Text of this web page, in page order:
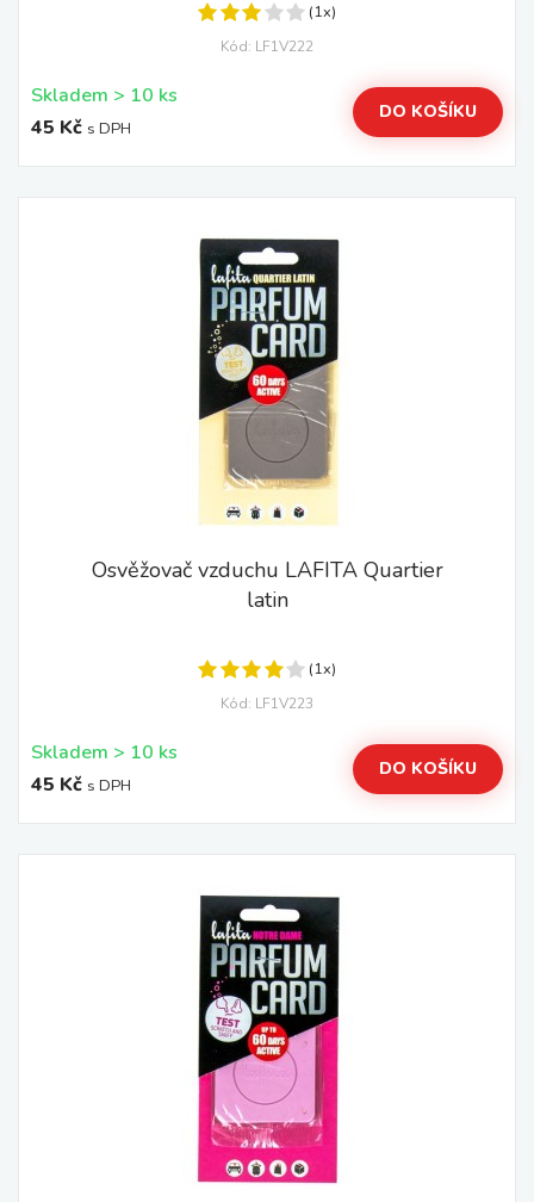
(1x)
Kód: LF1V222
Skladem > 10 ks
45 Kč s DPH
DO KOŠÍKU
Osvěžovač vzduchu LAFITA Quartier
latin
(1x)
Kód: LF1V223
Skladem > 10 ks
45 Kč s DPH
DO KOŠÍKU